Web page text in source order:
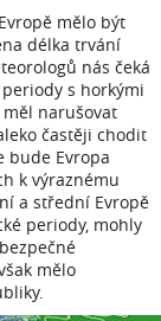
mělo být
délka trvání
nás čeká
s horkými
měl narušovat
častěji chodit
bude Evropa
k výraznému
a střední Evropě
periody, mohly
mělo